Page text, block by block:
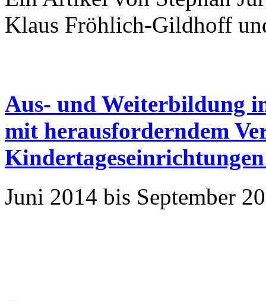
Klaus Fröhlich-Gildhoff
Aus- und Weiterbildung
mit herausforderndem
Juni 2014 bis September